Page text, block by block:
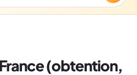
France (obtention,